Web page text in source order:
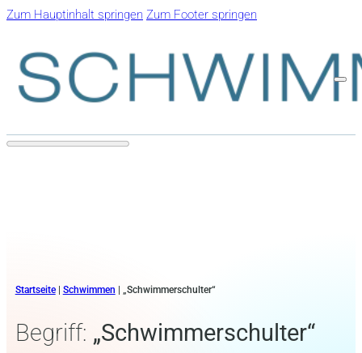
Zum Hauptinhalt springen Zum Footer springen
Startseite| Schwimmen „Schwimmerschulter“
Begriff: „Schwimmerschulter“